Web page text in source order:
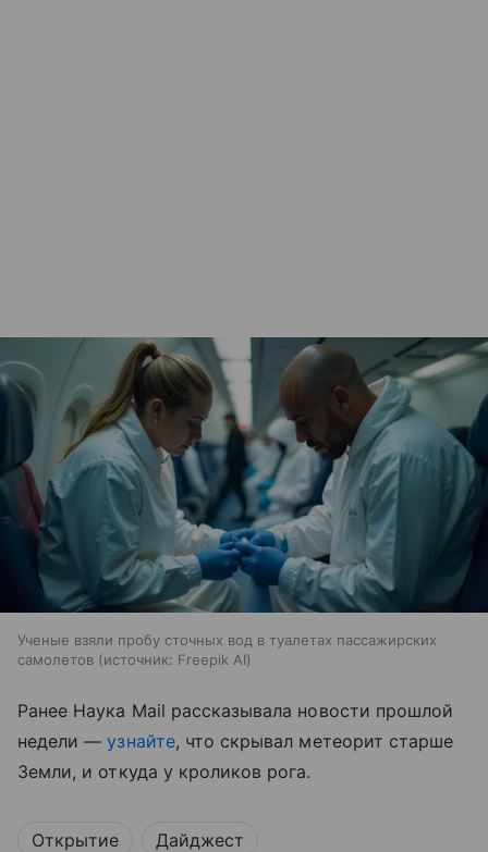
Ученые взяли пробу сточных вод в туалетах пассажирских
самолетов
источник: Freepik AI
Ранее Наука Mail рассказывала новости прошлой
недели ―узнайте, что скрывал метеорит старше
Земли, и откуда у кроликов рога.
Открытие Дайджест